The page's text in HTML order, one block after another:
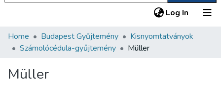
Log In (current)
Communities & Collections
Statistics
Home Budapest Gyűjtemény
Kisnyomtatványok
Számolócédula-gyűjtemény
Müller
Müller